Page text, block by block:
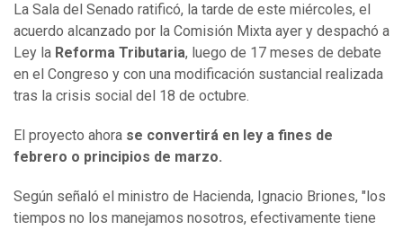
La Sala del Senado ratificó, la tarde de este miércoles, el
acuerdo alcanzado por la Comisión Mixta ayer y despachó a
Ley la Reforma Tributaria, luego de 17 meses de debate
en el Congreso y con una modificación sustancial realizada
tras la crisis social del 18 de octubre.
El proyecto ahora se convertirá en ley a fines de
febrero o principios de marzo.
Según señaló el ministro de Hacienda, Ignacio Briones, "los
tiempos no los manejamos nosotros, efectivamente tiene